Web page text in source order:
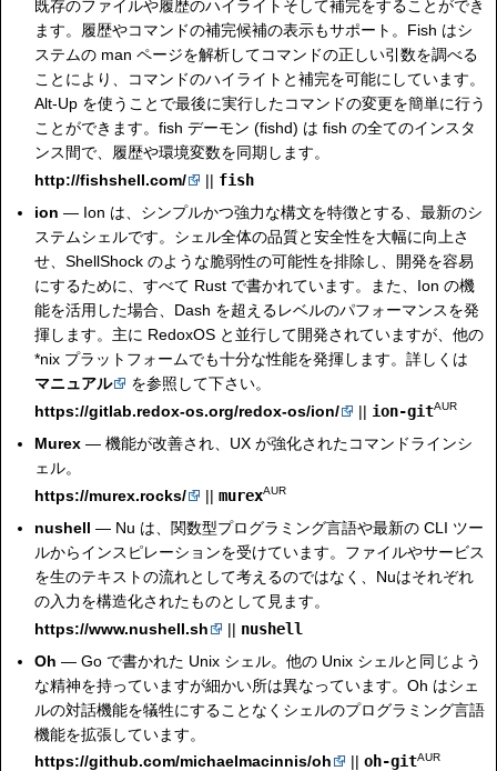
既存のファイルや履歴のハイライトそして補完をすることができ
ます。履歴やコマンドの補完候補の表示もサポート。Fish はシ
ステムの man ページを解析してコマンドの正しい引数を調べる
ことにより、コマンドのハイライトと補完を可能にしています。
Alt-Up を使うことで最後に実行したコマンドの変更を簡単に行う
ことができます。fish デーモン (fishd) は fish の全てのインスタ
ンス間で、履歴や環境変数を同期します。
http://fishshell.com/
|| fish
ion — Ion は、シンプルかつ強力な構文を特徴とする、最新のシ
ステムシェルです。シェル全体の品質と安全性を大幅に向上さ
せ、ShellShock のような脆弱性の可能性を排除し、開発を容易
にするために、すべて Rust で書かれています。また、Ion の機
能を活用した場合、Dash を超えるレベルのパフォーマンスを発
揮します。主に RedoxOS と並行して開発されていますが、他の
*nix プラットフォームでも十分な性能を発揮します。詳しくは
マニュアル
を参照して下さい。
https://gitlab.redox-os.org/redox-os/ion/
|| ion-gitAUR
Murex — 機能が改善され、UX が強化されたコマンドラインシ
ェル。
https://murex.rocks/
||murexAUR
nushell — Nu は、関数型プログラミング言語や最新の CLI ツー
ルからインスピレーションを受けています。ファイルやサービス
を生のテキストの流れとして考えるのではなく、Nuはそれぞれ
の入力を構造化されたものとして見ます。
https://www.nushell.sh
|| nushell
Oh — Go で書かれた Unix シェル。他の Unix シェルと同じよう
な精神を持っていますが細かい所は異なっています。Oh はシェ
ルの対話機能を犠牲にすることなくシェルのプログラミング言語
機能を拡張しています。
https://github.com/michaelmacinnis/oh
||oh-gitAUR